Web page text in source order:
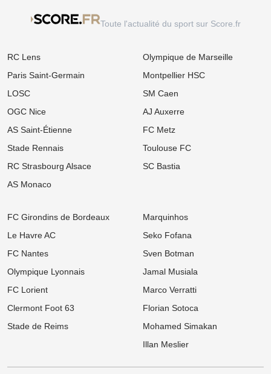
Mercato Strasbourg : Douche froide pour une piste d'expérience
devancée par un club anglais !
Mercato OM : Un rival de Ligue 1 s'immisce dans le dossier Ilan
FC Nantes : Une statistique effrayante plane sur la première
journée des hommes de Der Zakarian
12:00 Ligue 1
turque !
11:00 Ligue 1
Mercato Rennes : « Ce n’est pas mon style », un flop estival flingue
OL : Effectif à retoucher, latéraux ciblés... Le mercato lyonnais
s'embrase avant le retour contre le Sparta Prague
09:00 Ligue 2
s'enflamme pour les ex-Verts !
08:00 Ligue 1
Mercato LOSC : Feyenoord repousse les offensives lilloises pour
son prodige néerlandais
Mercato OM : Un géant d'1m97 dans le viseur pour renouveler la
Toute l'actualité du sport sur Score.fr
RC Lens
Paris Saint-Germain
LOSC
OGC Nice
AS Saint-Étienne
Stade Rennais
RC Strasbourg Alsace
AS Monaco
Olympique de Marseille
Montpellier HSC
SM Caen
AJ Auxerre
FC Metz
Toulouse FC
SC Bastia
FC Girondins de Bordeaux
Le Havre AC
FC Nantes
Olympique Lyonnais
FC Lorient
Clermont Foot 63
Stade de Reims
Marquinhos
Seko Fofana
Sven Botman
Jamal Musiala
Marco Verratti
Florian Sotoca
Mohamed Simakan
Illan Meslier